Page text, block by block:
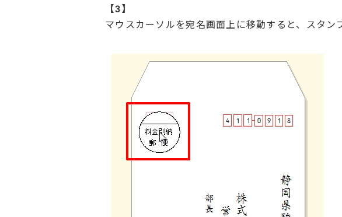
【3】
マウスカーソルを宛名画面上に移動すると、スタン